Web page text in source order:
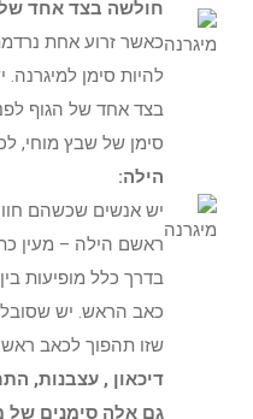
חולשה בצד אחד של
כאשר זרוע אחת
להיות סימן
בצד אחד של הגוף
סימן של שבץ מוחי,
הילה:
יש אנשים שכשהם
ראשם הילה – מעין
כאב הראש. יש
שזו תהפוך לכאב ראש
דיכאון , עצבנות,
גם אלה סימנים של